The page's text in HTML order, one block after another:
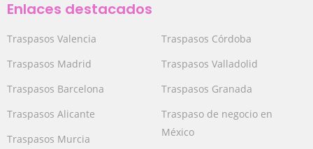
Enlaces destacados
Traspasos Valencia
Traspasos Madrid
Traspasos Barcelona
Traspasos Alicante
Traspasos Murcia
Traspasos Córdoba
Traspasos Valladolid
Traspasos Granada
Traspaso de negocio en
México